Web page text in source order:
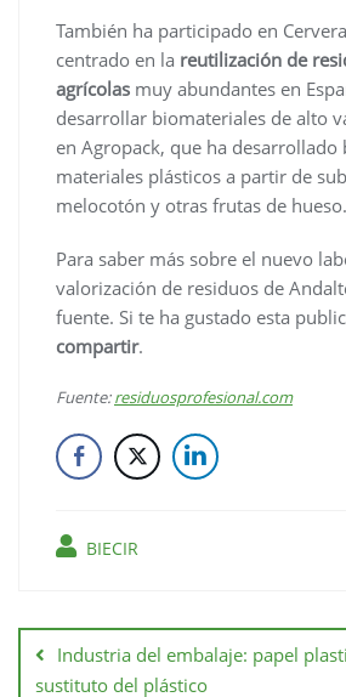
También ha participado en
centrado en la reutilización de
agrícolas muy abundantes en
desarrollar biomateriales de alto
en Agropack, que ha desarrollado
materiales plásticos a partir de
melocotón y otras frutas de hueso.
Para saber más sobre el nuevo
valorización de residuos de
fuente. Si te ha gustado esta
compartir.
Fuente:residuosprofesional.com
BIECIR
Industria del embalaje: papel
sustituto del plástico